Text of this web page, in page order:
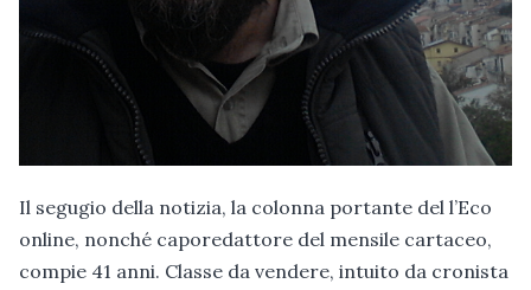
Il segugio della notizia, la colonna portante del l’Eco
online, nonché caporedattore del mensile cartaceo,
compie 41 anni. Classe da vendere, intuito da cronista